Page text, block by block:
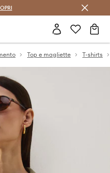
Club >
Top e magliette T-shirts